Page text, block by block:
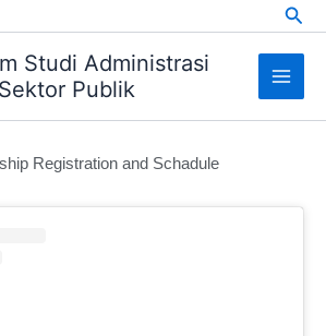
Studi Administrasi
Publik
Registration and Schadule